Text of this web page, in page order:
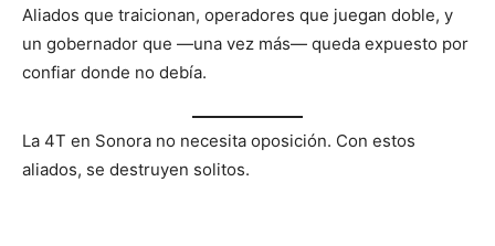
Aliados que traicionan, operadores que juegan doble, y
un gobernador que —una vez más— queda expuesto por
confiar donde no debía.
La 4T en Sonora no necesita oposición. Con estos
aliados, se destruyen solitos.